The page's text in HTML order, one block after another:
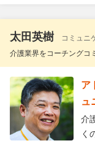
太田英樹
コミュニ
介護業界をコーチングコ
ア
ュ
介
く